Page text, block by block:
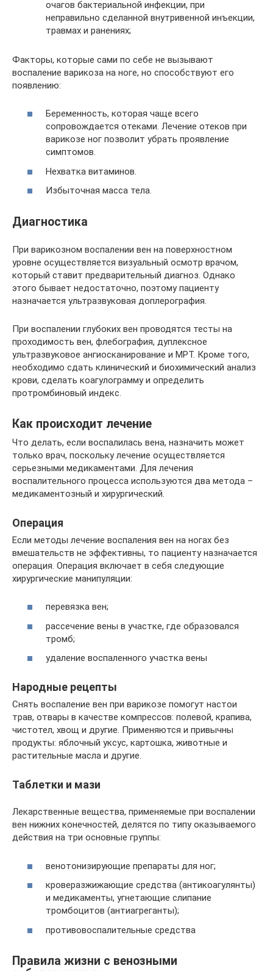
очагов бактериальной инфекции, при
неправильно сделанной внутривенной инъекции,
травмах и ранениях;
Факторы, которые сами по себе не вызывают
воспаление варикоза на ноге, но способствуют его
появлению:
Беременность, которая чаще всего
сопровождается отеками. Лечение отеков при
варикозе ног позволит убрать проявление
симптомов.
Нехватка витаминов.
Избыточная масса тела.
Диагностика
При варикозном воспалении вен на поверхностном
уровне осуществляется визуальный осмотр врачом,
который ставит предварительный диагноз. Однако
этого бывает недостаточно, поэтому пациенту
назначается ультразвуковая доплерография.
При воспалении глубоких вен проводятся тесты на
проходимость вен, флебография, дуплексное
ультразвуковое ангиосканирование и МРТ. Кроме того,
необходимо сдать клинический и биохимический анализ
крови, сделать коагулограмму и определить
протромбиновый индекс.
Как происходит лечение
Что делать, если воспалилась вена, назначить может
только врач, поскольку лечение осуществляется
серьезными медикаментами. Для лечения
воспалительного процесса используются два метода –
медикаментозный и хирургический.
Операция
Если методы лечение воспаления вен на ногах без
вмешательств не эффективны, то пациенту назначается
операция. Операция включает в себя следующие
хирургические манипуляции:
перевязка вен;
рассечение вены в участке, где образовался
тромб;
удаление воспаленного участка вены
Народные рецепты
Снять воспаление вен при варикозе помогут настои
трав, отвары в качестве компрессов: полевой, крапива,
чистотел, хвощ и другие. Применяются и привычны
продукты: яблочный уксус, картошка, животные и
растительные масла и другие.
Таблетки и мази
Лекарственные вещества, применяемые при воспалении
вен нижних конечностей, делятся по типу оказываемого
действия на три основные группы:
венотонизирующие препараты для ног;
кроверазжижающие средства (антикоагулянты)
и медикаменты, угнетающие слипание
тромбоцитов (антиагреганты);
противовоспалительные средства
Правила жизни с венозными